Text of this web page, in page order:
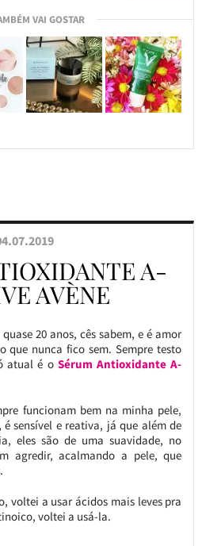
VAI GOSTAR
A-
AVÈNE
20 anos, cês sabem, e é amor
que nunca fico sem. Sempre testo
atual é o Sérum Antioxidante A-
funcionam bem na minha pele,
sensível e reativa, já que além de
eles são de uma suavidade, no
agredir, acalmando a pele, que
voltei a usar ácidos mais leves pra
voltei a usá-la.